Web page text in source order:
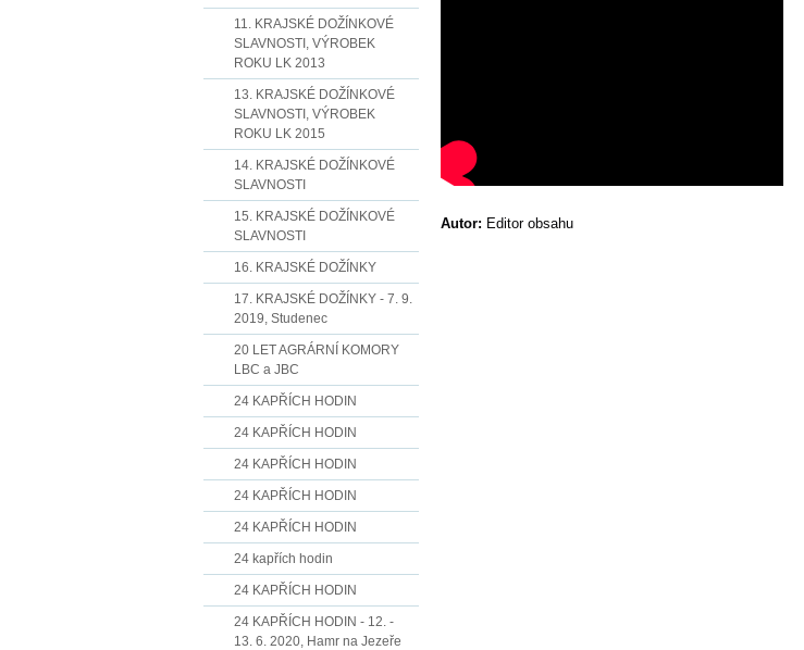
Autor: Editor obsahu
11. KRAJSKÉ DOŽÍNKOVÉ
SLAVNOSTI, VÝROBEK
ROKU LK 2013
13. KRAJSKÉ DOŽÍNKOVÉ
SLAVNOSTI, VÝROBEK
ROKU LK 2015
14. KRAJSKÉ DOŽÍNKOVÉ
SLAVNOSTI
15. KRAJSKÉ DOŽÍNKOVÉ
SLAVNOSTI
16. KRAJSKÉ DOŽÍNKY
17. KRAJSKÉ DOŽÍNKY - 7. 9.
2019, Studenec
20 LET AGRÁRNÍ KOMORY
LBC a JBC
24 KAPŘÍCH HODIN
24 KAPŘÍCH HODIN
24 KAPŘÍCH HODIN
24 KAPŘÍCH HODIN
24 KAPŘÍCH HODIN
24 kapřích hodin
24 KAPŘÍCH HODIN
24 KAPŘÍCH HODIN - 12. -
13. 6. 2020, Hamr na Jezeře